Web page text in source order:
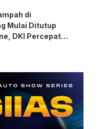
di
Mulai Ditutup
DKI Percepat
Open